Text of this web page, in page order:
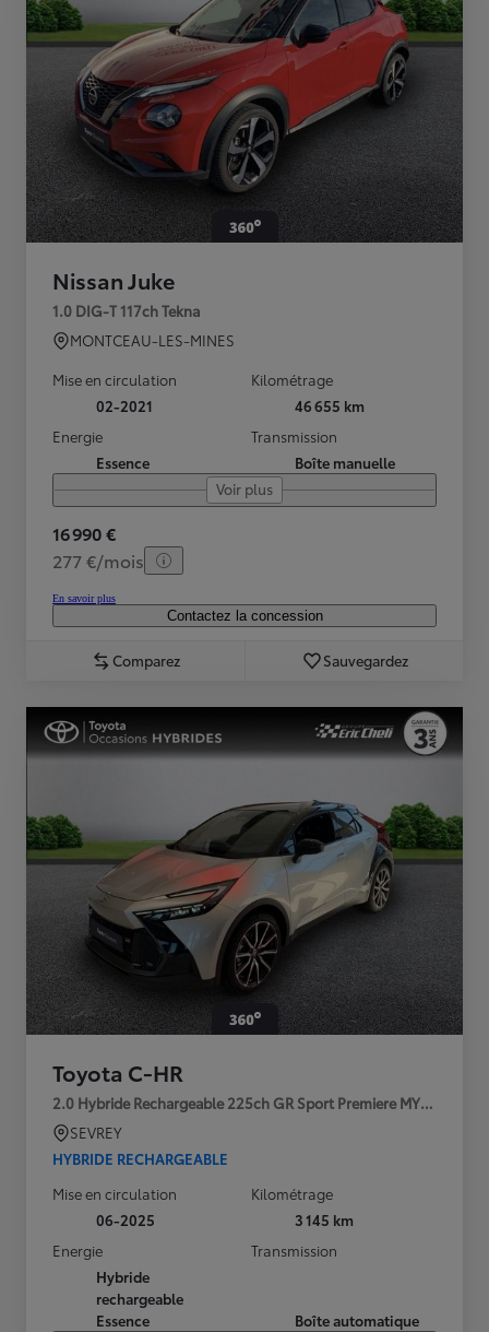
Nissan Juke
1.0 DIG-T 117ch Tekna
MONTCEAU-LES-MINES
Mise en circulation
02-2021
Kilométrage
46 655 km
Energie
Essence
Transmission
Boîte manuelle
Voir plus
16 990 €
277 €/mois
En savoir plus
Contactez la concession
Comparez Sauvegardez
Toyota C-HR
2.0 Hybride Rechargeable 225ch GR Sport Premiere MY25
SEVREY
HYBRIDE RECHARGEABLE
Mise en circulation
06-2025
Kilométrage
3 145 km
Energie
Hybride
rechargeable
Essence
Transmission
Boîte automatique